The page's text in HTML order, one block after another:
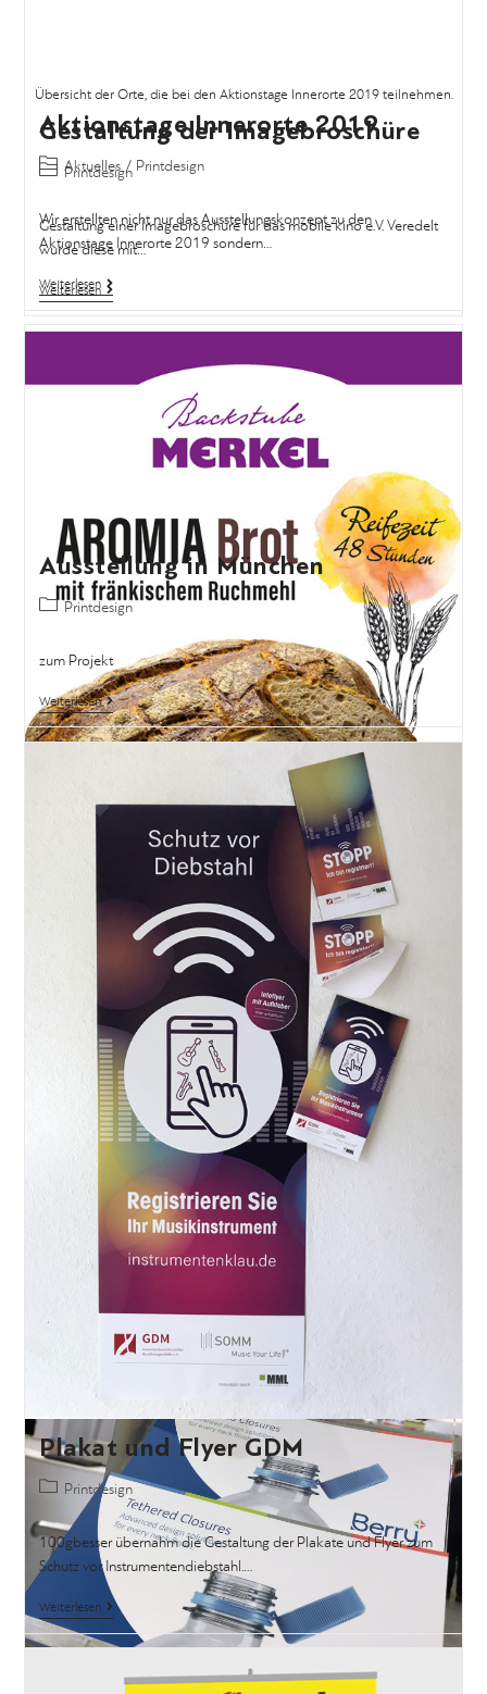
Gestaltung der Imagebroschüre
Printdesign
Gestaltung einer Imagebroschüre für das mobile kino e.V. Veredelt
wurde diese mit…
Weiterlesen
Aromia-Brot von Merkel
Es gibt wieder eine neue Aktion bei der Backstube Merkel. Für
Weiterlesen